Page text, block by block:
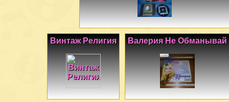
Валерия Не Обманывай
Винтаж Религия